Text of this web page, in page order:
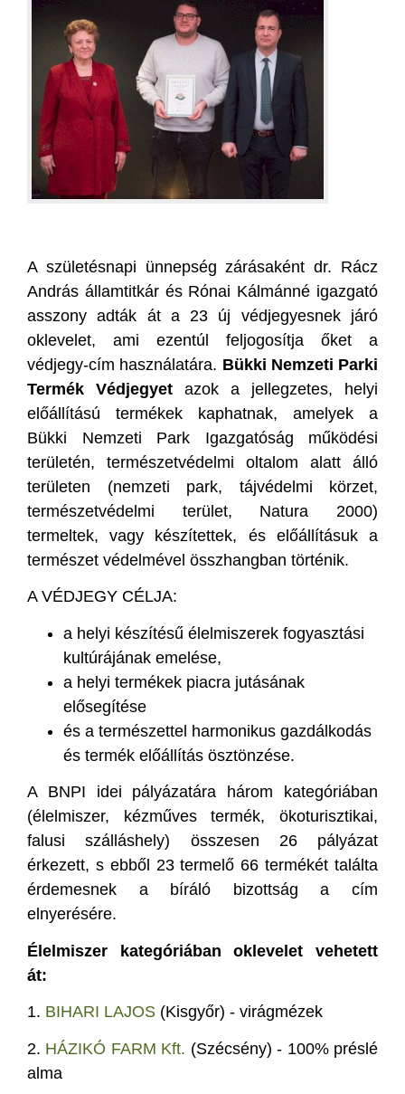
A születésnapi ünnepség zárásaként dr. Rácz
András államtitkár és Rónai Kálmánné igazgató
asszony adták át a 23 új védjegyesnek járó
oklevelet, ami ezentúl feljogosítja őket a
védjegy-cím használatára. Bükki Nemzeti Parki
Termék Védjegyet azok a jellegzetes, helyi
előállítású termékek kaphatnak, amelyek a
Bükki Nemzeti Park Igazgatóság működési
területén, természetvédelmi oltalom alatt álló
területen (nemzeti park, tájvédelmi körzet,
természetvédelmi terület, Natura 2000)
termeltek, vagy készítettek, és előállításuk a
természet védelmével összhangban történik.
A VÉDJEGY CÉLJA:
a helyi készítésű élelmiszerek fogyasztási
kultúrájának emelése,
a helyi termékek piacra jutásának
elősegítése
és a természettel harmonikus gazdálkodás
és termék előállítás ösztönzése.
A BNPI idei pályázatára három kategóriában
(élelmiszer, kézműves termék, ökoturisztikai,
falusi szálláshely) összesen 26 pályázat
érkezett, s ebből 23 termelő 66 termékét találta
érdemesnek a bíráló bizottság a cím
elnyerésére.
Élelmiszer kategóriában oklevelet vehetett
át:
1. BIHARI LAJOS (Kisgyőr) - virágmézek
2. HÁZIKÓ FARM Kft. (Szécsény) - 100% préslé
alma